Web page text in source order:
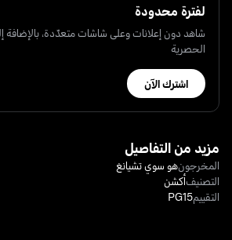
لفترة محدودة
شاهد دون إعلانات وعلى شاشات متعدّدة، بالإضافة
الحصرية
اشترك الآن
مزيد من التفاصيل
المخرجونهو سوي تشيانغ
التصنيفأكشن
التقييمPG15